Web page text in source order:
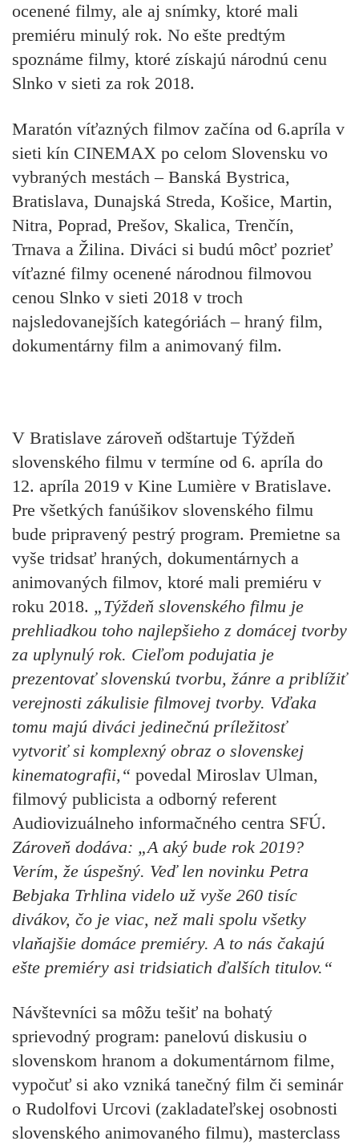
ocenené filmy, ale aj snímky, ktoré mali
premiéru minulý rok. No ešte predtým
spoznáme filmy, ktoré získajú národnú cenu
Slnko v sieti za rok 2018.
Maratón víťazných filmov začína od 6.apríla v
sieti kín CINEMAX po celom Slovensku vo
vybraných mestách – Banská Bystrica,
Bratislava, Dunajská Streda, Košice, Martin,
Nitra, Poprad, Prešov, Skalica, Trenčín,
Trnava a Žilina. Diváci si budú môcť pozrieť
víťazné filmy ocenené národnou filmovou
cenou Slnko v sieti 2018 v troch
najsledovanejších kategóriách – hraný film,
dokumentárny film a animovaný film.
V Bratislave zároveň odštartuje Týždeň
slovenského filmu v termíne od 6. apríla do
12. apríla 2019 v Kine Lumière v Bratislave.
Pre všetkých fanúšikov slovenského filmu
bude pripravený pestrý program. Premietne sa
vyše tridsať hraných, dokumentárnych a
animovaných filmov, ktoré mali premiéru v
roku 2018. „Týždeň slovenského filmu je
prehliadkou toho najlepšieho z domácej tvorby
za uplynulý rok. Cieľom podujatia je
prezentovať slovenskú tvorbu, žánre a priblížiť
verejnosti zákulisie filmovej tvorby. Vďaka
tomu majú diváci jedinečnú príležitosť
vytvoriť si komplexný obraz o slovenskej
kinematografii,“ povedal Miroslav Ulman,
filmový publicista a odborný referent
Audiovizuálneho informačného centra SFÚ.
Zároveň dodáva: „A aký bude rok 2019?
Verím, že úspešný. Veď len novinku Petra
Bebjaka Trhlina videlo už vyše 260 tisíc
divákov, čo je viac, než mali spolu všetky
vlaňajšie domáce premiéry. A to nás čakajú
ešte premiéry asi tridsiatich ďalších titulov.“
Návštevníci sa môžu tešiť na bohatý
sprievodný program: panelovú diskusiu o
slovenskom hranom a dokumentárnom filme,
vypočuť si ako vzniká tanečný film či seminár
o Rudolfovi Urcovi (zakladateľskej osobnosti
slovenského animovaného filmu), masterclass